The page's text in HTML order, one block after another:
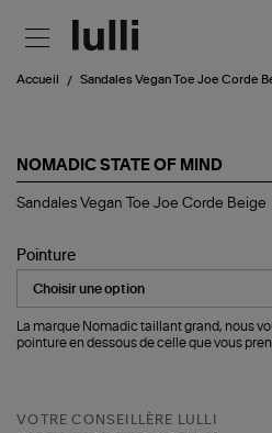
Accueil Sandales Vegan Toe Joe Corde
NOMADIC STATE OF MIND
Sandales
Joe
Corde
Beige
Sandales Vegan Toe Joe Corde Beige
Pointure
La marque Nomadic taillant grand, nous
pointure en dessous de celle que vous
VOTRE CONSEILLÈRE LULLI